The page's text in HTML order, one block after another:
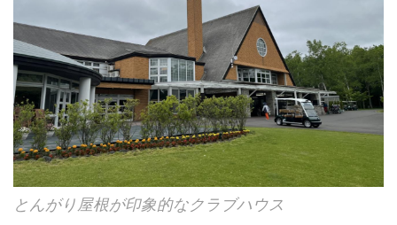
とんがり屋根が印象的なクラブハウス